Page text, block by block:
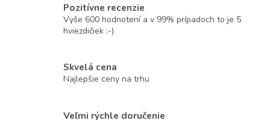
Pozitívne recenzie
Vyše 600 hodnotení a v 99% prípadoch to je 5
hviezdičiek :-)
Skvelá cena
Najlepšie ceny na trhu
Veľmi rýchle doručenie